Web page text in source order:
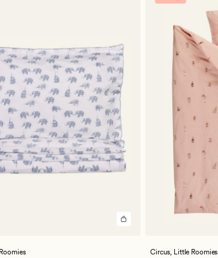
Circus, Little Roomies